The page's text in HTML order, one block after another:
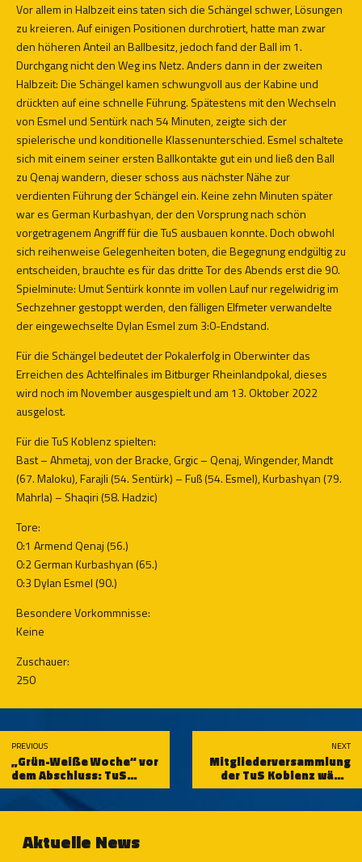
Vor allem in Halbzeit eins taten sich die Schängel schwer, Lösungen
zu kreieren. Auf einigen Positionen durchrotiert, hatte man zwar
den höheren Anteil an Ballbesitz, jedoch fand der Ball im 1.
Durchgang nicht den Weg ins Netz. Anders dann in der zweiten
Halbzeit: Die Schängel kamen schwungvoll aus der Kabine und
drückten auf eine schnelle Führung. Spätestens mit den Wechseln
von Esmel und Sentürk nach 54 Minuten, zeigte sich der
spielerische und konditionelle Klassenunterschied. Esmel schaltete
sich mit einem seiner ersten Ballkontakte gut ein und ließ den Ball
zu Qenaj wandern, dieser schoss aus nächster Nähe zur
verdienten Führung der Schängel ein. Keine zehn Minuten später
war es German Kurbashyan, der den Vorsprung nach schön
vorgetragenem Angriff für die TuS ausbauen konnte. Doch obwohl
sich reihenweise Gelegenheiten boten, die Begegnung endgültig zu
entscheiden, brauchte es für das dritte Tor des Abends erst die 90.
Spielminute: Umut Sentürk konnte im vollen Lauf nur regelwidrig im
Sechzehner gestoppt werden, den fälligen Elfmeter verwandelte
der eingewechselte Dylan Esmel zum 3:0-Endstand.
Für die Schängel bedeutet der Pokalerfolg in Oberwinter das
Erreichen des Achtelfinales im Bitburger Rheinlandpokal, dieses
wird noch im November ausgespielt und am 13. Oktober 2022
ausgelost.
Für die TuS Koblenz spielten:
Bast – Ahmetaj, von der Bracke, Grgic – Qenaj, Wingender, Mandt
(67. Maloku), Farajli (54. Sentürk) – Fuß (54. Esmel), Kurbashyan (79.
Mahrla) – Shaqiri (58. Hadzic)
Tore:
0:1 Armend Qenaj (56.)
0:2 German Kurbashyan (65.)
0:3 Dylan Esmel (90.)
Besondere Vorkommnisse:
Keine
Zuschauer:
250
PREVIOUS
„Grün-Weiße Woche“ vor
dem Abschluss: TuS
Koblenz gastiert bei
Alemannia
Waldalgesheim
NEXT
Mitgliederversammlung
der TuS Koblenz wählt
neues Präsidium
Aktuelle News